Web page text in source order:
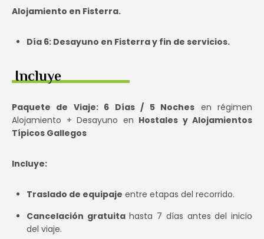
Alojamiento en Fisterra.
Día 6: Desayuno en Fisterra y fin de servicios.
Incluye
Paquete de Viaje: 6 Días / 5 Noches en régimen
Alojamiento + Desayuno en Hostales y Alojamientos
Típicos Gallegos
Incluye:
Traslado de equipaje entre etapas del recorrido.
Cancelación gratuitahasta 7 días antes del inicio
del viaje.